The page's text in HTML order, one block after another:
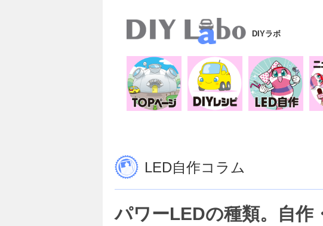
DIYラボ
LED自作コラム
パワーLEDの種類。自作